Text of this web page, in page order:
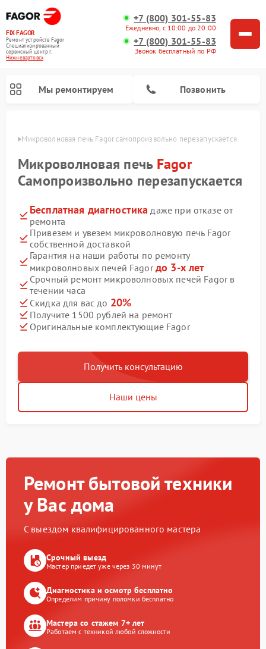
FIX-FAGOR
Ремонт устройств Fagor
Специализированный
cервисный центр г.
Нижневартовск
+7 (800) 301-55-83
Ежедневно, с 10:00 до 20:00
+7 (800) 301-55-83
Звонок бесплатный по РФ
Мы ремонтируем Позвонить
Микроволновая печь Fagor самопроизвольно перезапускается
Микроволновая печь Fagor
Самопроизвольно перезапускается
Бесплатная диагностика даже при отказе от
ремонта
Привезем и увезем микроволновую печь Fagor
собственной доставкой
Гарантия на наши работы по ремонту
микроволновых печей Fagorдо 3-х лет
Срочный ремонт микроволновых печей Fagor в
течении часа
Скидка для вас до 20%
Получите 1500 рублей на ремонт
Оригинальные комплектующие Fagor
Получить консультацию
Наши цены
Ремонт бытовой техники
у Вас дома
С выездом квалифицированного мастера
Срочный выезд
Мастер приедет уже через 30 минут
Диагностика и осмотр бесплатно
Определим причину поломки бесплатно
Мастера со стажем 7+ лет
Работаем с техникой любой сложности